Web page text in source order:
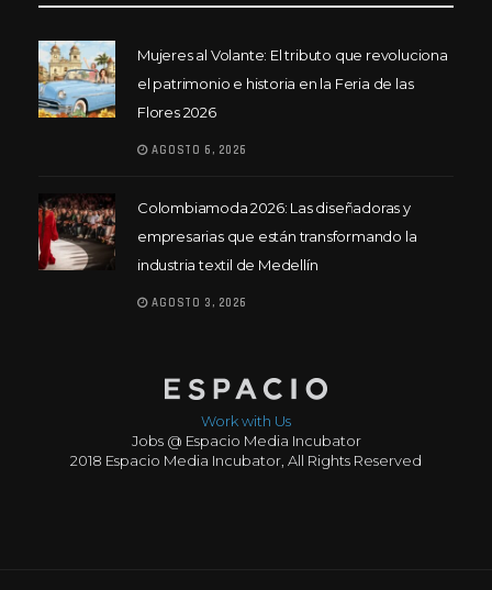
Mujeres al Volante: El tributo que revoluciona
el patrimonio e historia en la Feria de las
Flores 2026
AGOSTO 6, 2026
Colombiamoda 2026: Las diseñadoras y
empresarias que están transformando la
industria textil de Medellín
AGOSTO 3, 2026
Work with Us
Jobs @ Espacio Media Incubator
2018 Espacio Media Incubator, All Rights Reserved